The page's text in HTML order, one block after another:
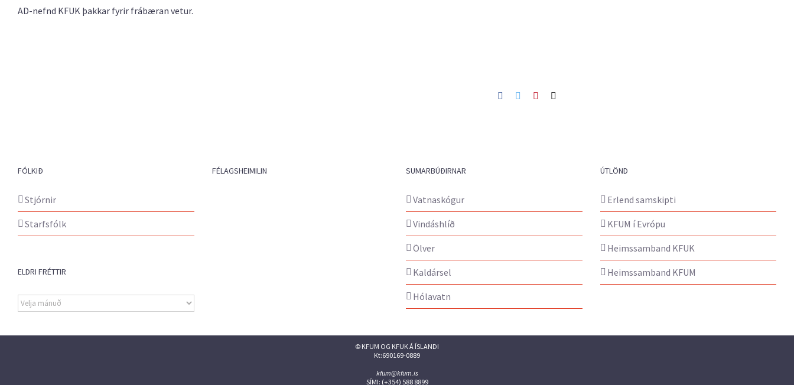
AD-nefnd KFUK þakkar fyrir frábæran vetur.
Facebook
TwitterPinterest
FÓLKIÐ
Stjórnir
Starfsfólk
ELDRI FRÉTTIR
Eldri
fréttir
FÉLAGSHEIMILIN SUMARBÚÐIRNAR
Vatnaskógur
Vindáshlíð
Ölver
Kaldársel
Hólavatn
ÚTLÖND
Erlend samskipti
KFUM í Evrópu
Heimssamband KFUK
Heimssamband KFUM
© KFUM OG KFUK Á ÍSLANDI
Kt:690169-0889
kfum@kfum.is
SÍMI: (+354) 588 8899